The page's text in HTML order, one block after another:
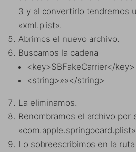
3 y al convertirlo tendremos
«xml.plist».
Abrimos el nuevo archivo.
Buscamos la cadena
<key>SBFakeCarrier</key>
<string>»»</string>
La eliminamos.
Renombramos el archivo por
«com.apple.springboard.plist»
Lo sobreescribimos en la ruta